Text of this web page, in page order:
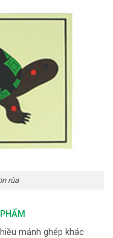
rùa
mảnh ghép khác